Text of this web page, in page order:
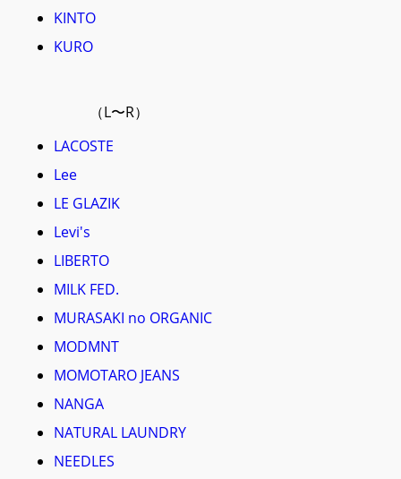
KINTO
KURO
（L〜R）
LACOSTE
Lee
LE GLAZIK
Levi's
LIBERTO
MILK FED.
MURASAKI no ORGANIC
MODMNT
MOMOTARO JEANS
NANGA
NATURAL LAUNDRY
NEEDLES